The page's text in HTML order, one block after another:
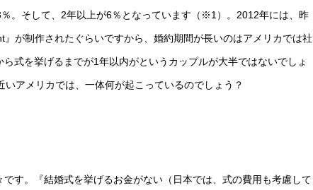
。そして、2年以上が6％となっています（※1）。2012年には、昨
が制作されたぐらいですから、婚約期間が長いのはアメリカでは社
式を挙げるまでが1年以内がというカップルが大半ではないでしょ
アメリカでは、一体何が起こっているのでしょう？
す。『結婚式を挙げるお金がない（日本では、式の費用も考慮して